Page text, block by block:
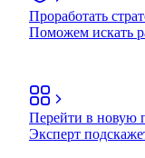
Проработать
Поможем искать
Перейти в новую
Эксперт